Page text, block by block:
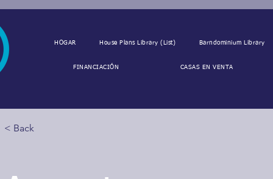
HOGAR House Plans Library (List) Barndominium Library
FINANCIACIÓN CASAS EN VENTA
< Back